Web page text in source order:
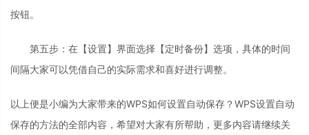
按钮。
第五步：在【设置】界面选择【定时备份】选项，具体的时间
间隔大家可以凭借自己的实际需求和喜好进行调整。
以上便是小编为大家带来的WPS如何设置自动保存？WPS设置自动
保存的方法的全部内容，希望对大家有所帮助，更多内容请继续关